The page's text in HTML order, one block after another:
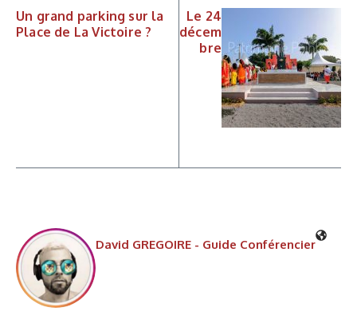
Un grand parking sur la
Place de La Victoire ?
Le 24
décem
bre
David GREGOIRE - Guide Conférencier